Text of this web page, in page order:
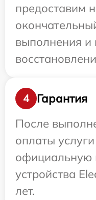
предоставим
выполнения и
4
Гарантия
После
оплаты
официальную
устройства
лет.